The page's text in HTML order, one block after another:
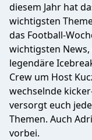
diesem Jahr hat
wichtigsten
das Football-
wichtigsten
legendäre
Crew um Host
wechselnde
versorgt euch
Themen. Auch
vorbei.